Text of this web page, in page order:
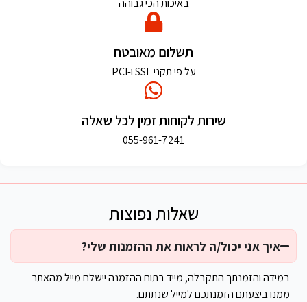
איך אני יכול/ה לראות את ההזמנות שלי?
במידה והזמנתך התקבלה, מייד בתום ההזמנה יישלח מייל מהאתר
ממנו ביצעתם הזמנתכם למייל שנתתם.
שאלות נפוצות
באיכות הכי גבוהה
תשלום מאובטח
על פי תקני SSL ו-PCI
שירות לקוחות זמין לכל שאלה
055-961-7241